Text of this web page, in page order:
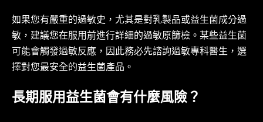
如果您有嚴重的過敏史，尤其是對乳製品或益生菌成分過
敏，建議您在服用前進行詳細的過敏原篩檢。某些益生菌
可能會觸發過敏反應，因此務必先諮詢過敏專科醫生，選
擇對您最安全的益生菌產品。
長期服用益生菌會有什麼風險？